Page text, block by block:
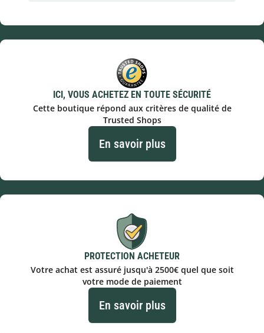
ICI, VOUS ACHETEZ EN TOUTE SÉCURITÉ
Cette boutique répond aux critères de qualité de
Trusted Shops
En savoir plus
PROTECTION ACHETEUR
Votre achat est assuré jusqu'à 2500€ quel que soit
votre mode de paiement
En savoir plus